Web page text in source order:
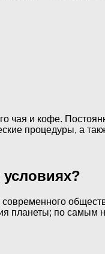
чая и кофе.
процедуры, а
планеты; по самым